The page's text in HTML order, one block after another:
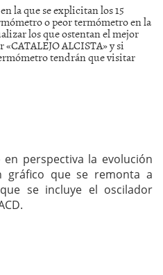
la que se explicitan los 15
o peor termómetro en la
los que ostentan el mejor
ALCISTA» y si
tendrán que visitar
perspectiva la evolución
gráfico que se remonta a
se incluye el oscilador